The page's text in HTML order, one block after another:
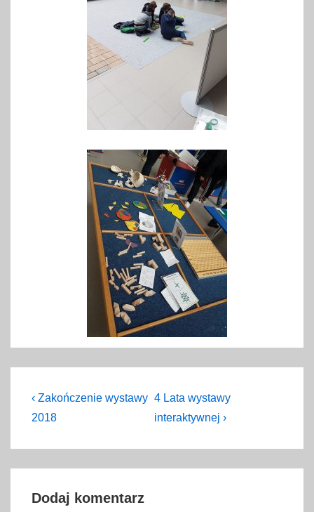
Nawigacja
wpisu
Previous
Post
‹ Zakończenie wystawy
2018
Next
Post
4 Lata wystawy
interaktywnej ›
Dodaj komentarz